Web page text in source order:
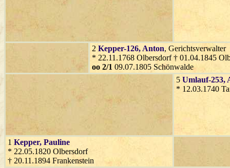
2 Kepper-126, Anton, Gerichtsverwalter
* 22.11.1768 Olbersdorf † 01.04.1845
oo 2/1 09.07.1805 Schönwalde
5 Umlauf-253,
* 12.03.1740
1 Kepper, Pauline
* 22.05.1820 Olbersdorf
† 20.11.1894 Frankenstein